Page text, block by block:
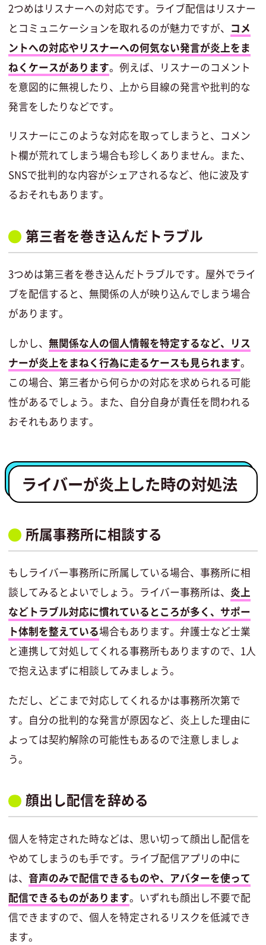
2つめはリスナーへの対応です。ライブ配信はリスナー
とコミュニケーションを取れるのが魅力ですが、 コメ
ントへの対応やリスナーへの何気ない発言が炎上をま
ねくケースがあります。例えば、リスナーのコメント
を意図的に無視したり、上から目線の発言や批判的な
発言をしたりなどです。
リスナーにこのような対応を取ってしまうと、コメン
ト欄が荒れてしまう場合も珍しくありません。また、
SNSで批判的な内容がシェアされるなど、他に波及す
るおそれもあります。
第三者を巻き込んだトラブル
3つめは第三者を巻き込んだトラブルです。屋外でライ
ブを配信すると、無関係の人が映り込んでしまう場合
があります。
しかし、無関係な人の個人情報を特定するなど、リス
ナーが炎上をまねく行為に走るケースも見られます。
この場合、第三者から何らかの対応を求められる可能
性があるでしょう。また、自分自身が責任を問われる
おそれもあります。
ライバーが炎上した時の対処法
所属事務所に相談する
もしライバー事務所に所属している場合、事務所に相
談してみるとよいでしょう。ライバー事務所は、 炎上
などトラブル対応に慣れているところが多く、サポー
ト体制を整えている場合もあります。弁護士など士業
と連携して対処してくれる事務所もありますので、1人
で抱え込まずに相談してみましょう。
ただし、どこまで対応してくれるかは事務所次第で
す。自分の批判的な発言が原因など、炎上した理由に
よっては契約解除の可能性もあるので注意しましょ
う。
顔出し配信を辞める
個人を特定された時などは、思い切って顔出し配信を
やめてしまうのも手です。ライブ配信アプリの中に
は、音声のみで配信できるものや、アバターを使って
配信できるものがあります。いずれも顔出し不要で配
信できますので、個人を特定されるリスクを低減でき
ます。